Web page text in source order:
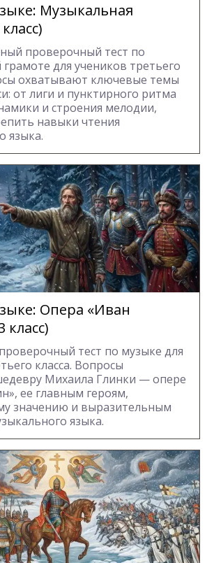
Музыкальная
проверочный тест по
для учеников третьего
охватывают ключевые темы
от лиги и пунктирного ритма
и строения мелодии,
навыки чтения
языка.
Опера «Иван
класс)
тест по музыке для
класса. Вопросы
Михаила Глинки — опере
ее главным героям,
значению и выразительным
языка.